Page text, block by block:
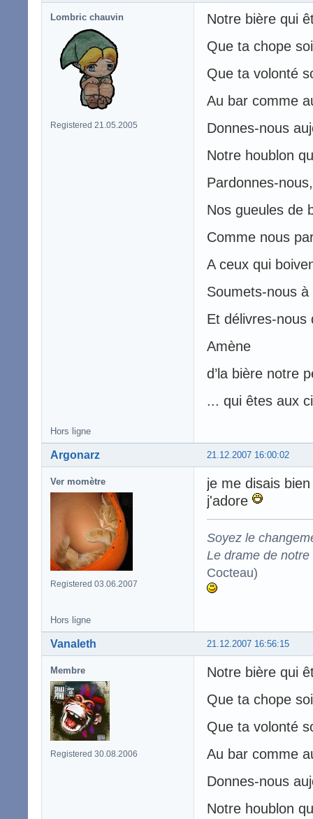
Lombric chauvin
Registered 21.05.2005
Notre bière qui
Que ta chope
Que ta volonté
Au bar comme
Donnes-nous
Notre houblon
Pardonnes-nous,
Nos gueules de
Comme nous
A ceux qui
Soumets-nous
Et délivres-nous
Amène
d’la bière notre
... qui êtes aux
Hors ligne
21.12.2007 16:00:02
Argonarz
Ver momètre
Registered 03.06.2007
je me disais
j'adore
Soyez le
Le drame de
Cocteau)
Hors ligne
21.12.2007 16:56:15
Vanaleth
Membre
Registered 30.08.2006
Notre bière qui
Que ta chope
Que ta volonté
Au bar comme
Donnes-nous
Notre houblon